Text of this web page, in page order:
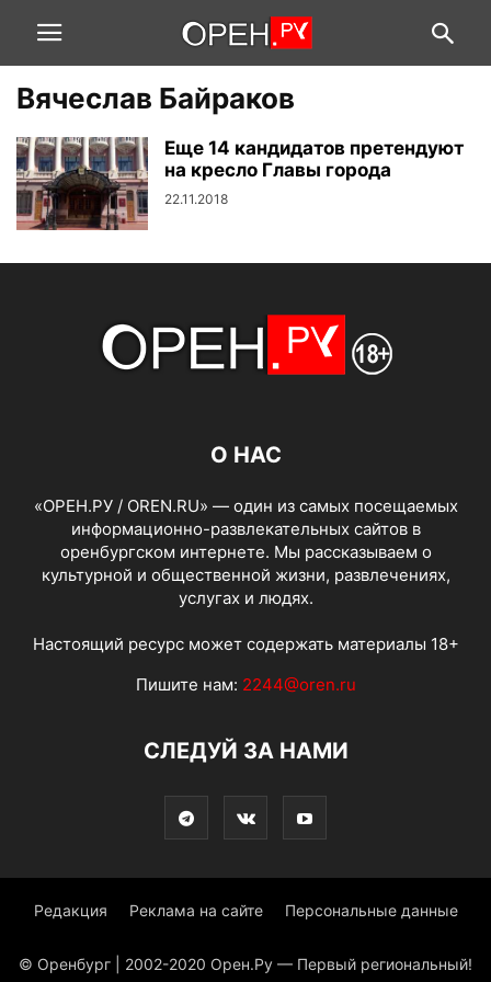
Вячеслав Байраков
Еще 14 кандидатов претендуют
на кресло Главы города
22.11.2018
О НАС
«ОРЕН.РУ / OREN.RU» — один из самых посещаемых
информационно-развлекательных сайтов в
оренбургском интернете. Мы рассказываем о
культурной и общественной жизни, развлечениях,
услугах и людях.
Настоящий ресурс может содержать материалы 18+
Пишите нам: 2244@oren.ru
СЛЕДУЙ ЗА НАМИ
Редакция Реклама на сайте Персональные данные
© Оренбург | 2002-2020 Орен.Ру — Первый региональный!